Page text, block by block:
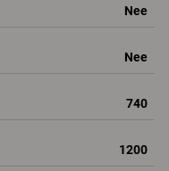
Nee
Nee
740
1200